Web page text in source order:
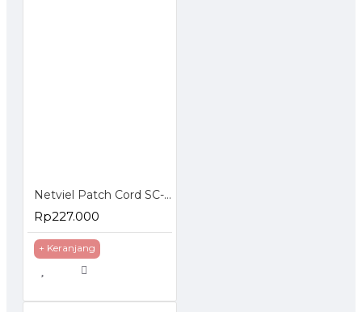
Netviel Patch Cord SC-SC Singlemode
Rp227.000
+ Keranjang